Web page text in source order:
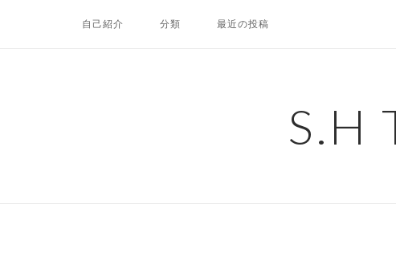
自己紹介 分類 最近の投稿
S.H